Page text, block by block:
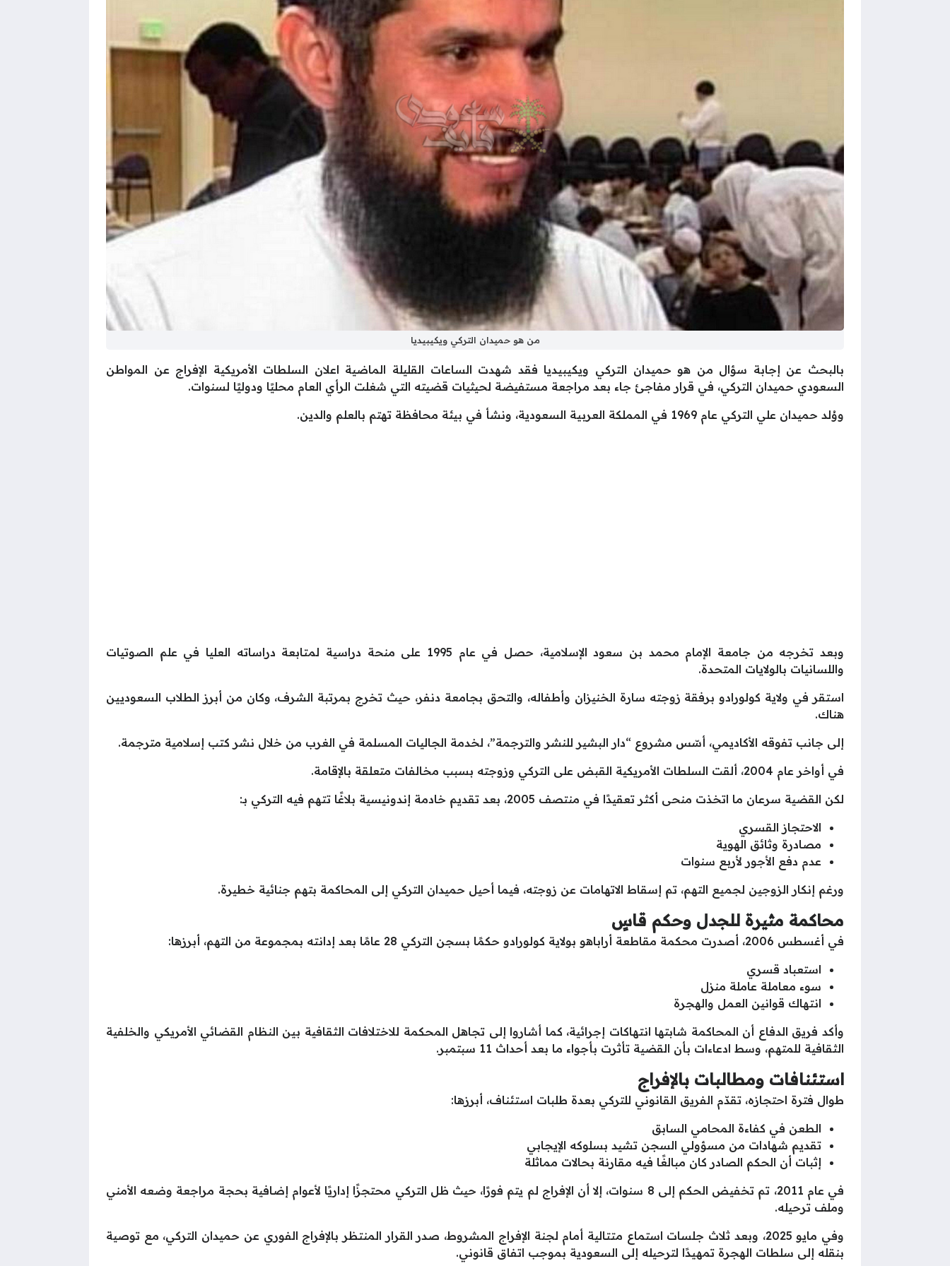
من هو حميدان التركي ويكيبيديا
بالبحث عن إجابة سؤال من هو حميدان التركي ويكيبيديا فقد شهدت الساعات القليلة الماضية اعلان السلطات الأمريكية الإفراج عن المواطن
السعودي حميدان التركي، في قرار مفاجئ جاء بعد مراجعة مستفيضة لحيثيات قضيته التي شغلت الرأي العام محليًا ودوليًا لسنوات.
ووُلد حميدان علي التركي عام 1969 في المملكة العربية السعودية، ونشأ في بيئة محافظة تهتم بالعلم والدين.
وبعد تخرجه من جامعة الإمام محمد بن سعود الإسلامية، حصل في عام 1995 على منحة دراسية لمتابعة دراساته العليا في علم الصوتيات
واللسانيات بالولايات المتحدة.
استقر في ولاية كولورادو برفقة زوجته سارة الخنيزان وأطفاله، والتحق بجامعة دنفر، حيث تخرج بمرتبة الشرف، وكان من أبرز الطلاب السعوديين
هناك.
إلى جانب تفوقه الأكاديمي، أسّس مشروع “دار البشير للنشر والترجمة”، لخدمة الجاليات المسلمة في الغرب من خلال نشر كتب إسلامية مترجمة.
في أواخر عام 2004، ألقت السلطات الأمريكية القبض على التركي وزوجته بسبب مخالفات متعلقة بالإقامة.
لكن القضية سرعان ما اتخذت منحى أكثر تعقيدًا في منتصف 2005، بعد تقديم خادمة إندونيسية بلاغًا تتهم فيه التركي بـ:
الاحتجاز القسري
مصادرة وثائق الهوية
عدم دفع الأجور لأربع سنوات
ورغم إنكار الزوجين لجميع التهم، تم إسقاط الاتهامات عن زوجته، فيما أحيل حميدان التركي إلى المحاكمة بتهم جنائية خطيرة.
محاكمة مثيرة للجدل وحكم قاسٍ
في أغسطس 2006، أصدرت محكمة مقاطعة أراباهو بولاية كولورادو حكمًا بسجن التركي 28 عامًا بعد إدانته بمجموعة من التهم، أبرزها:
استعباد قسري
سوء معاملة عاملة منزل
انتهاك قوانين العمل والهجرة
وأكد فريق الدفاع أن المحاكمة شابتها انتهاكات إجرائية، كما أشاروا إلى تجاهل المحكمة للاختلافات الثقافية بين النظام القضائي الأمريكي والخلفية
الثقافية للمتهم، وسط ادعاءات بأن القضية تأثرت بأجواء ما بعد أحداث 11 سبتمبر.
استئنافات ومطالبات بالإفراج
طوال فترة احتجازه، تقدّم الفريق القانوني للتركي بعدة طلبات استئناف، أبرزها:
الطعن في كفاءة المحامي السابق
تقديم شهادات من مسؤولي السجن تشيد بسلوكه الإيجابي
إثبات أن الحكم الصادر كان مبالغًا فيه مقارنة بحالات مماثلة
في عام 2011، تم تخفيض الحكم إلى 8 سنوات، إلا أن الإفراج لم يتم فورًا، حيث ظل التركي محتجزًا إداريًا لأعوام إضافية بحجة مراجعة وضعه الأمني
وملف ترحيله.
وفي مايو 2025، وبعد ثلاث جلسات استماع متتالية أمام لجنة الإفراج المشروط، صدر القرار المنتظر بالإفراج الفوري عن حميدان التركي، مع توصية
بنقله إلى سلطات الهجرة تمهيدًا لترحيله إلى السعودية بموجب اتفاق قانوني.